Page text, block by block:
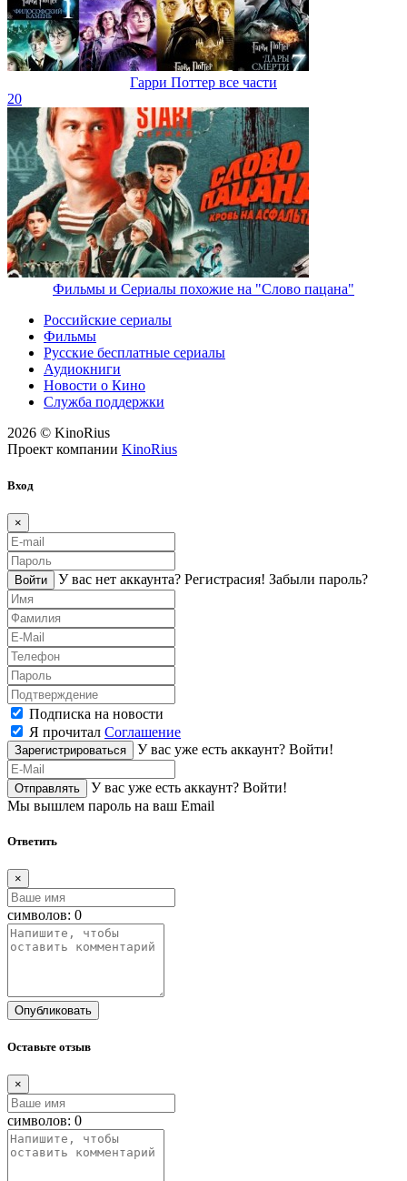
Гарри Поттер все части
20
Фильмы и Сериалы похожие на "Слово пацана"
Российские сериалы
Фильмы
Русские бесплатные сериалы
Аудиокниги
Новости о Кино
Служба поддержки
2026 © KinoRius
Проект компании KinoRius
Вход
×
Войти У вас нет аккаунта? Регистраcия! Забыли пароль?
Подписка на новости
Я прочитал Соглашение
Зарегистрироваться У вас уже есть аккаунт? Войти!
Отправлять У вас уже есть аккаунт? Войти!
Мы вышлем пароль на ваш Email
Ответить
×
символов: 0
Опубликовать
Оставьте отзыв
×
символов: 0